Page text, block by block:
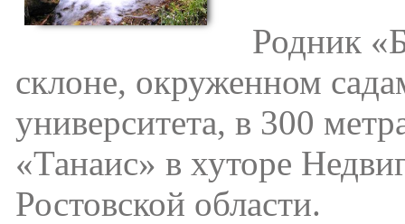
Родник
склоне, окруженном
университета, в 300
«Танаис» в хуторе
Ростовской области.